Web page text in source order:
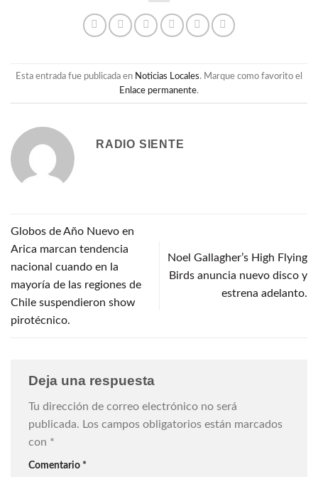
Esta entrada fue publicada en Noticias Locales. Marque como favorito el
Enlace permanente.
RADIO SIENTE
Globos de Año Nuevo en
Arica marcan tendencia
nacional cuando en la
mayoría de las regiones de
Chile suspendieron show
pirotécnico.
Noel Gallagher’s High Flying
Birds anuncia nuevo disco y
estrena adelanto.
Deja una respuesta
Tu dirección de correo electrónico no será
publicada. Los campos obligatorios están marcados
con *
Comentario *